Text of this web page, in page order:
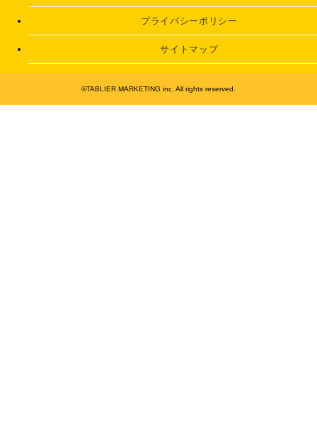
プライバシーポリシー
サイトマップ
©TABLIER MARKETING inc. All rights reserved.